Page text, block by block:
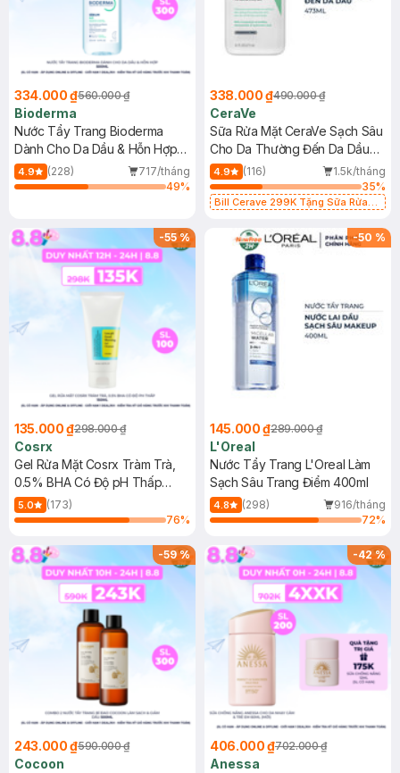
334.000 ₫560.000 ₫
Bioderma
Nước Tẩy Trang Bioderma
Dành Cho Da Dầu & Hỗn Hợp
500ml
4.9 (228)
717/tháng
49%
338.000 ₫490.000 ₫
CeraVe
Sữa Rửa Mặt CeraVe Sạch Sâu
Cho Da Thường Đến Da Dầu
473ml
4.9 (116)
1.5k/tháng
35%
Bill Cerave 299K Tặng Sữa Rửa
-55%
135.000 ₫298.000 ₫
Cosrx
Gel Rửa Mặt Cosrx Tràm Trà,
0.5% BHA Có Độ pH Thấp
150ml
5.0
(173)
76%
-50 %
145.000 ₫289.000 ₫
L'Oreal
Nước Tẩy Trang L'Oreal Làm
Sạch Sâu Trang Điểm 400ml
4.8 (298)
916/tháng
72%
-59%
243.000 ₫590.000 ₫
Cocoon
-42%
406.000 ₫702.000 ₫
Anessa